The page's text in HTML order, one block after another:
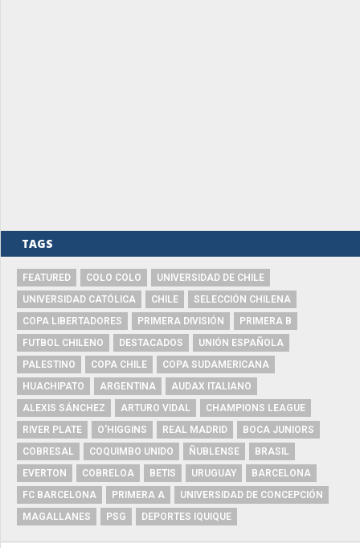
TAGS
FEATURED COLO COLO
UNIVERSIDAD DE CHILE
UNIVERSIDAD CATÓLICA
CHILE
SELECCIÓN CHILENA
COPA LIBERTADORES
PRIMERA DIVISIÓN
PRIMERA B
FUTBOL CHILENO
DESTACADOS
UNIÓN ESPAÑOLA
PALESTINO
COPA CHILE
COPA SUDAMERICANA
HUACHIPATO
ARGENTINA
AUDAX ITALIANO
ALEXIS SÁNCHEZ
ARTURO VIDAL
CHAMPIONS LEAGUE
RIVER PLATE
O'HIGGINS REAL MADRID
BOCA JUNIORS
COBRESAL
COQUIMBO UNIDO ÑUBLENSE
BRASIL
EVERTON
COBRELOA BETIS URUGUAY
BARCELONA
FC BARCELONA
PRIMERA A
UNIVERSIDAD DE CONCEPCIÓN
MAGALLANES
PSG DEPORTES IQUIQUE